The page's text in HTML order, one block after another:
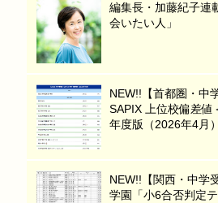
編集長・加藤紀子連
会いたい人」
NEW!!【首都圏・中
SAPIX 上位校偏差値
年度版（2026年4月）
NEW!!【関西・中学
学園「小6合否判定テ